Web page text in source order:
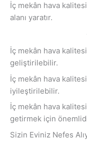
İç mekân hava
alanı yaratır.
İç mekân hava
geliştirilebilir.
İç mekân hava
iyileştirilebilir.
İç mekân hava
getirmek için
Sizin Eviniz Nefes